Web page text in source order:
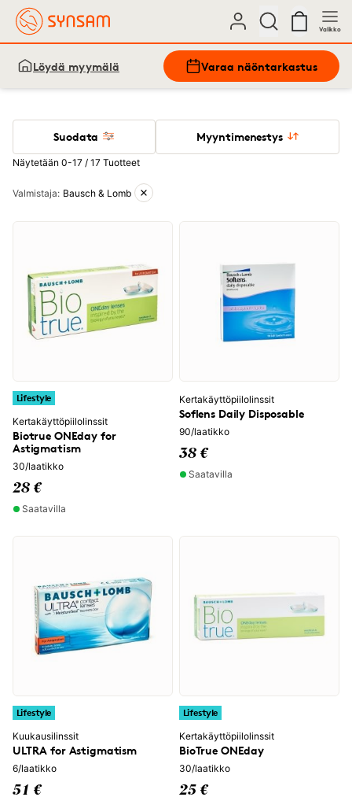
Valikko
Löydä myymälä Varaa näöntarkastus
Suodata Myyntimenestys
Näytetään 0-17 / 17 Tuotteet
Aktiiviset suodattimet
Valmistaja: Bausch & Lomb
Lifestyle
Kertakäyttöpiilolinssit
Biotrue ONEday for
Astigmatism
30/laatikko
28 €
Saatavilla
Kertakäyttöpiilolinssit
Soflens Daily Disposable
90/laatikko
38 €
Saatavilla
Lifestyle
Kuukausilinssit
ULTRA for Astigmatism
6/laatikko
51 €
Lifestyle
Kertakäyttöpiilolinssit
BioTrue ONEday
30/laatikko
25 €